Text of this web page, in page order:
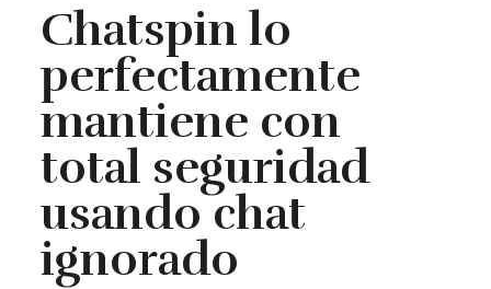
Chatspin lo
perfectamente
mantiene con
total seguridad
usando chat
ignorado